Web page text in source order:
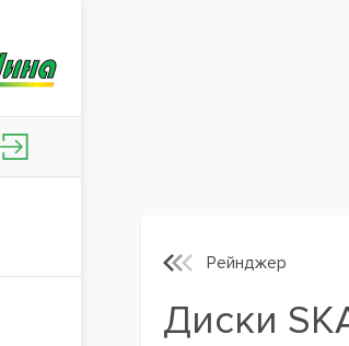
Рейнджер
Диски